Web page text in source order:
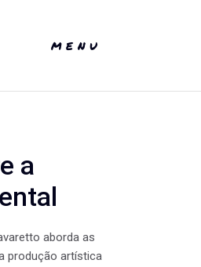
MENU
a
aborda as
produção artística